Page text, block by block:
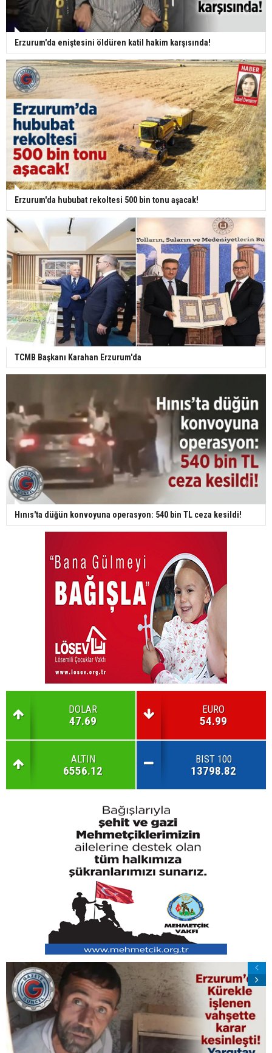
Erzurum'da eniştesini öldüren katil hakim karşısında!
Erzurum'da hububat rekoltesi 500 bin tonu aşacak!
TCMB Başkanı Karahan Erzurum'da
Hınıs'ta düğün konvoyuna operasyon: 540 bin TL ceza kesildi!
DOLAR
47.69
EURO
54.99
ALTIN
6556.12
BIST 100
13798.82